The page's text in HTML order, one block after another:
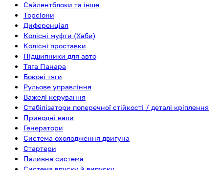
Сайлентблоки та інше
Торсіони
Диференціал
Колісні муфти (Хаби)
Колісні проставки
Підшипники для авто
Тяга Панара
Бокові тяги
Рульове управління
Важелі керування
Стабілізатори поперечної стійкості / деталі кріплення
Приводні вали
Генератори
Система охолодження двигуна
Стартери
Паливна система